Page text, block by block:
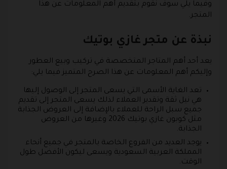
وفيما يلي سوف نقوم بتقديم أهم المعلومات عن هذا
المتجر.
نبذة عن متجر غازي بوتيك
يعد أحد أهم المتاجر المتخصصة في تركيب وبيع العطور
وإليكم أهم المعلومات عن هذا الصرح المتميز فيما يلي:
تعد الغاية الأسمى التي يسعى المتجر إلى الوصول إليها
هي نيل ثقة وتقدير العملاء لذلك يسعى المتجر إلى تقديم
جميع سبل الراحة للعملاء بالإضافة إلى العروض الجذابة
مثل كوبون غازي بوتيك 2026 وغيرها من العروض
الجذابة.
يوجد العديد من الفروع الخاصة بالمتجر في جميع أنحاء
المملكة العربية السعودية ويسعى ليكون الأفضل طول
الوقت.